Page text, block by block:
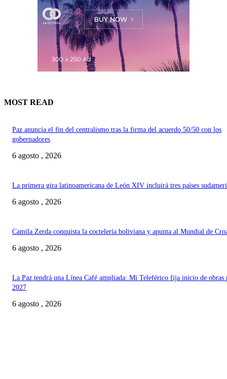
MOST READ
Paz anuncia el fin del centralismo tras la firma del acuerdo 50/50 con los
gobernadores
6 agosto , 2026
La primera gira latinoamericana de León XIV incluirá tres países
6 agosto , 2026
Camila Zerda conquista la coctelería boliviana y apunta al Mundial de
6 agosto , 2026
La Paz tendrá una Línea Café ampliada: Mi Teleférico fija inicio de obras
2027
6 agosto , 2026